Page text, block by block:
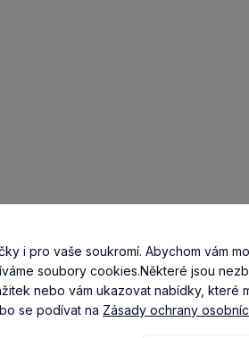
i pro vaše soukromí. Abychom vám
soubory cookies.Některé jsou
nebo vám ukazovat nabídky, které
se podívat na Zásady ochrany